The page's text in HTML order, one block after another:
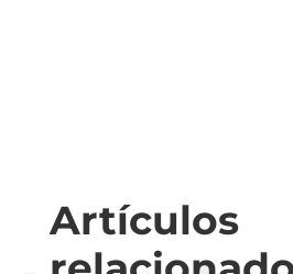
Artículos